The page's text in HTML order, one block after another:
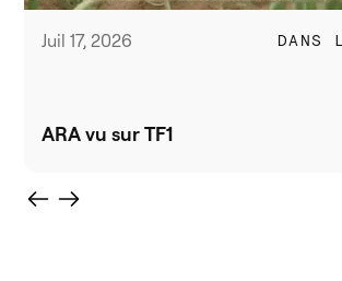
Juil 17, 2026 DANS
ARA vu sur TF1